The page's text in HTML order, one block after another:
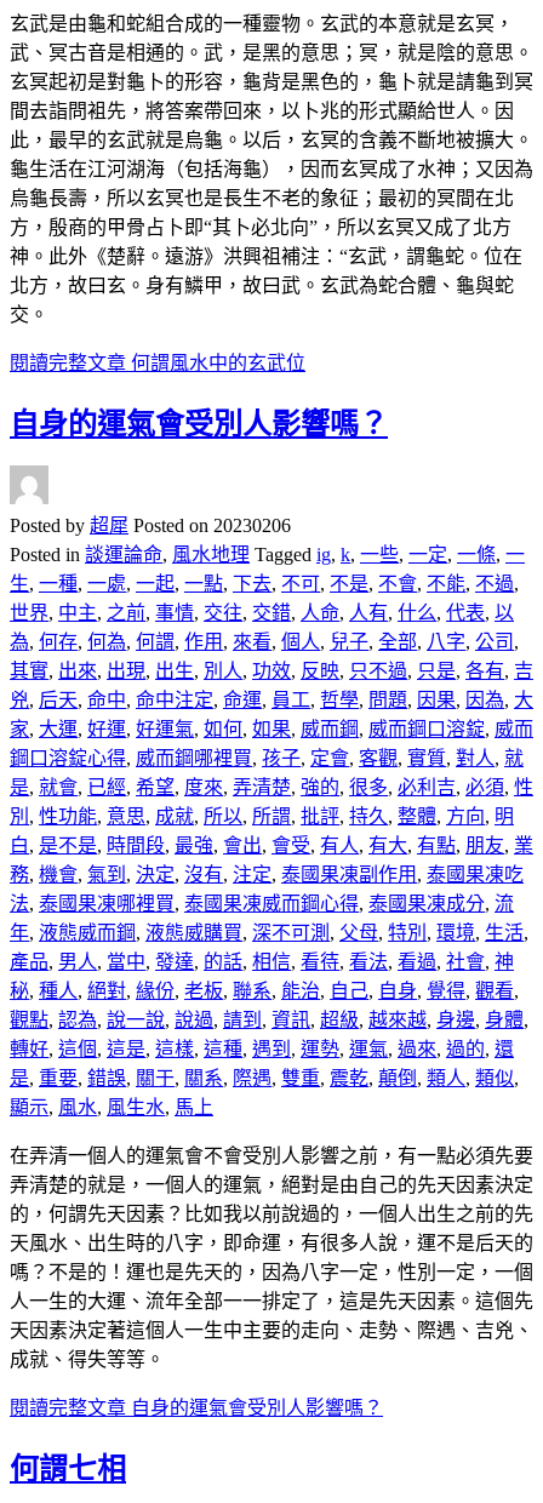
玄武是由龜和蛇組合成的一種靈物。玄武的本意就是玄冥，
武、冥古音是相通的。武，是黑的意思；冥，就是陰的意思。
玄冥起初是對龜卜的形容，龜背是黑色的，龜卜就是請龜到冥
間去詣問袓先，將答案帶回來，以卜兆的形式顯給世人。因
此，最早的玄武就是烏龜。以后，玄冥的含義不斷地被擴大。
龜生活在江河湖海（包括海龜），因而玄冥成了水神；又因為
烏龜長壽，所以玄冥也是長生不老的象征；最初的冥間在北
方，殷商的甲骨占卜即“其卜必北向”，所以玄冥又成了北方
神。此外《楚辭。遠游》洪興祖補注：“玄武，謂龜蛇。位在
北方，故曰玄。身有鱗甲，故曰武。玄武為蛇合體、龜與蛇
交。
閱讀完整文章 何謂風水中的玄武位
自身的運氣會受別人影響嗎？
Posted by 超犀 Posted on 20230206
Posted in 談運論命, 風水地理 Tagged ig, k, 一些, 一定, 一條, 一
生, 一種, 一處, 一起, 一點, 下去, 不可, 不是, 不會, 不能, 不過,
世界, 中主, 之前, 事情, 交往, 交錯, 人命, 人有, 什么, 代表, 以
為, 何存, 何為, 何謂, 作用 , 來看, 個人, 兒子, 全部, 八字, 公司 ,
其實, 出來, 出現, 出生, 別人, 功效, 反映, 只不過, 只是, 各有, 吉
兇, 后天, 命中, 命中注定, 命運, 員工, 哲學, 問題, 因果, 因為, 大
家, 大運, 好運, 好運氣, 如何, 如果, 威而鋼, 威而鋼口溶錠, 威而
鋼口溶錠心得, 威而鋼哪裡買, 孩子, 定會, 客觀, 實質, 對人, 就
是, 就會, 已經, 希望, 度來, 弄清楚, 強的, 很多, 必利吉, 必須, 性
別 , 性功能, 意思, 成就, 所以, 所謂, 批評, 持久, 整體, 方向, 明
白, 是不是, 時間段, 最強, 會出, 會受, 有人, 有大, 有點, 朋友, 業
務, 機會, 氣到 , 決定, 沒有, 注定, 泰國果凍副作用 , 泰國果凍吃
法, 泰國果凍哪裡買, 泰國果凍威而鋼心得, 泰國果凍成分, 流
年, 液態威而鋼, 液態威購買, 深不可測 , 父母, 特別 , 環境, 生活,
產品, 男人, 當中, 發達, 的話, 相信, 看待, 看法, 看過, 社會, 神
秘, 種人, 絕對, 緣份, 老板, 聯系, 能治, 自己, 自身, 覺得, 觀看,
觀點, 認為, 說一說, 說過, 請到 , 資訊, 超級, 越來越, 身邊, 身體,
轉好, 這個, 這是, 這樣, 這種, 遇到 , 運勢, 運氣, 過來, 過的, 還
是, 重要, 錯誤, 關于, 關系, 際遇, 雙重, 震乾, 顛倒 , 類人, 類似,
顯示, 風水, 風生水, 馬上
在弄清一個人的運氣會不會受別人影響之前，有一點必須先要
弄清楚的就是，一個人的運氣，絕對是由自己的先天因素決定
的，何謂先天因素？比如我以前說過的，一個人出生之前的先
天風水、出生時的八字，即命運，有很多人說，運不是后天的
嗎？不是的！運也是先天的，因為八字一定，性別一定，一個
人一生的大運、流年全部一一排定了，這是先天因素。這個先
天因素決定著這個人一生中主要的走向、走勢、際遇、吉兇、
成就、得失等等。
閱讀完整文章 自身的運氣會受別人影響嗎？
何謂七相